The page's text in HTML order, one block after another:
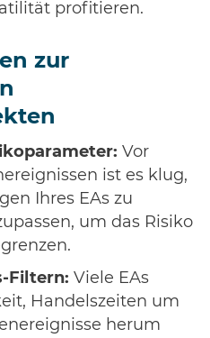
profitieren.
zur
Vor
ist es klug,
Ihres EAs zu
um das Risiko
Filtern: Viele EAs
Handelszeiten um
herum